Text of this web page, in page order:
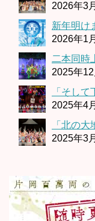
2026年3
新年明け
2026年1
二本同時
2025年12
「そし
2025年4
「北の大
2025年3